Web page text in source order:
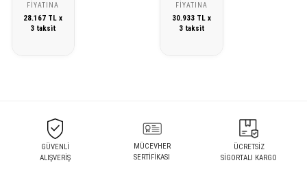
FIYATINA
28.167 TL x
3 taksit
FIYATINA
30.933 TL x
3 taksit
GÜVENLİ
ALIŞVERİŞ
MÜCEVHER
SERTİFİKASI
ÜCRETSİZ
SİGORTALI KARGO